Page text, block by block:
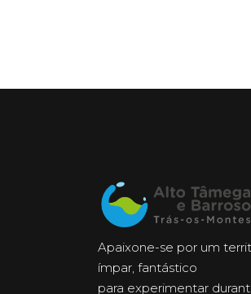
Apaixone-se por um
ímpar, fantástico
para experimentar